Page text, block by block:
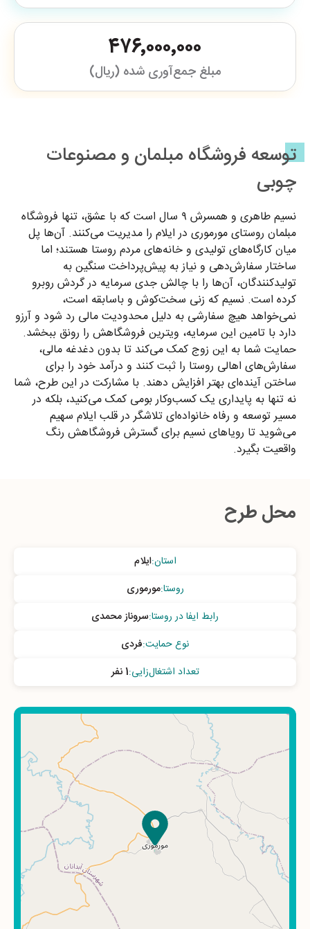
۴۷۶٬۰۰۰٬۰۰۰
مبلغ جمع‌آوری شده (ریال)
توسعه فروشگاه مبلمان و مصنوعات
چوبی
نسیم طاهری و همسرش ۹ سال است که با عشق، تنها فروشگاه
مبلمان روستای مورموری در ایلام را مدیریت می‌کنند. آن‌ها پل
میان کارگاه‌های تولیدی و خانه‌های مردم روستا هستند؛ اما
ساختار سفارش‌دهی و نیاز به پیش‌پرداخت سنگین به
تولیدکنندگان، آن‌ها را با چالش جدی سرمایه در گردش روبرو
کرده است. نسیم که زنی سخت‌کوش و باسابقه است،
نمی‌خواهد هیچ سفارشی به دلیل محدودیت مالی رد شود و آرزو
دارد با تامین این سرمایه، ویترین فروشگاهش را رونق ببخشد.
حمایت شما به این زوج کمک می‌کند تا بدون دغدغه مالی،
سفارش‌های اهالی روستا را ثبت کنند و درآمد خود را برای
ساختن آینده‌ای بهتر افزایش دهند. با مشارکت در این طرح، شما
نه تنها به پایداری یک کسب‌وکار بومی کمک می‌کنید، بلکه در
مسیر توسعه و رفاه خانواده‌ای تلاشگر در قلب ایلام سهیم
می‌شوید تا رویاهای نسیم برای گسترش فروشگاهش رنگ
واقعیت بگیرد.
محل طرح
استان:ایلام
روستا:مورموری
رابط ایفا در روستا:سروناز محمدی
نوع حمایت:فردی
تعداد اشتغال‌زایی:1 نفر